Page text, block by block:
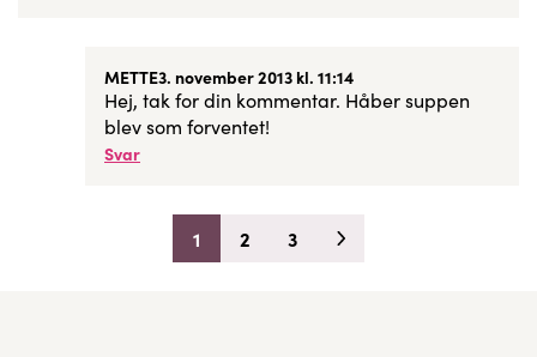
METTE3. november 2013 kl. 11:14
Hej, tak for din kommentar. Håber suppen
blev som forventet!
Svar
1 2 3